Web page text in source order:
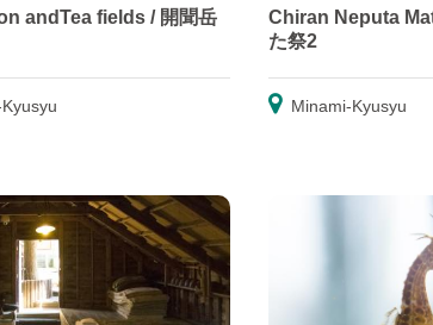
andTea fields / 開聞岳
Chiran Neputa
た祭2
Minami-Kyusyu